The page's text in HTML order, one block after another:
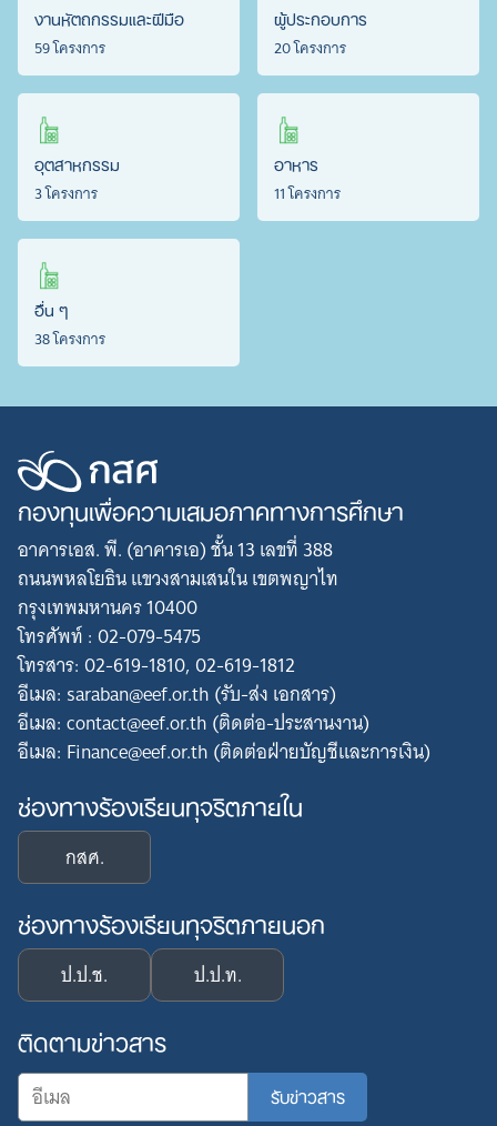
งานหัตถกรรมและฝีมือ
59 โครงการ
ผู้ประกอบการ
20 โครงการ
อุตสาหกรรม
3 โครงการ
อาหาร
11 โครงการ
อื่น ๆ
38 โครงการ
กองทุนเพื่อความเสมอภาคทางการศึกษา
อาคารเอส. พี. (อาคารเอ) ชั้น 13 เลขที่ 388
ถนนพหลโยธิน แขวงสามเสนใน เขตพญาไท
กรุงเทพมหานคร 10400
โทรศัพท์ : 02-079-5475
โทรสาร: 02-619-1810, 02-619-1812
อีเมล: saraban@eef.or.th (รับ-ส่ง เอกสาร)
อีเมล: contact@eef.or.th (ติดต่อ-ประสานงาน)
อีเมล: Finance@eef.or.th (ติดต่อฝ่ายบัญชีและการเงิน)
ช่องทางร้องเรียนทุจริตภายใน
กสศ.
ช่องทางร้องเรียนทุจริตภายนอก
ป.ป.ช. ป.ป.ท.
ติดตามข่าวสาร